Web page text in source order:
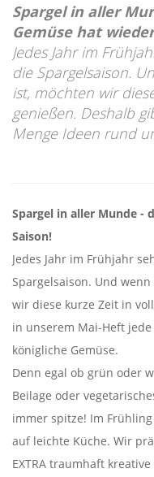
Spargel in aller
Gemüse hat
Jedes Jahr im
die Spargelsaison.
ist, möchten wir
genießen. Deshalb
Menge Ideen rund
Spargel in aller Munde -
Saison!
Jedes Jahr im Frühjahr
Spargelsaison. Und
wir diese kurze Zeit in
in unserem Mai-Heft
königliche Gemüse.
Denn egal ob grün oder
Beilage oder
immer spitze! Im
auf leichte Küche. Wir
EXTRA traumhaft